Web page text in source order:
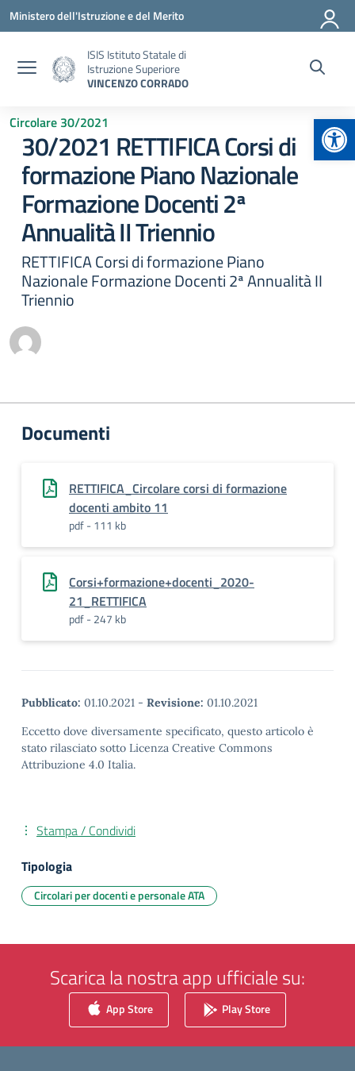
Vai ai contenuti
Vai al menu di navigazione
Vai al footer
Ministero dell'Istruzione e del Merito
ISIS Istituto Statale di
Istruzione Superiore
VINCENZO CORRADO
Circolare 30/2021
30/2021 RETTIFICA Corsi di
formazione Piano Nazionale
Formazione Docenti 2ª
Annualità II Triennio
RETTIFICA Corsi di formazione Piano
Nazionale Formazione Docenti 2ª Annualità II
Triennio
Documenti
RETTIFICA_Circolare corsi di formazione
docenti ambito 11
pdf - 111 kb
Corsi+formazione+docenti_2020-
21_RETTIFICA
pdf - 247 kb
Pubblicato: 01.10.2021 - Revisione: 01.10.2021
Eccetto dove diversamente specificato, questo articolo è
stato rilasciato sotto Licenza Creative Commons
Attribuzione 4.0 Italia.
Stampa / Condividi
Tipologia
Circolari per docenti e personale ATA
Scarica la nostra app ufficiale su:
App Store Play Store